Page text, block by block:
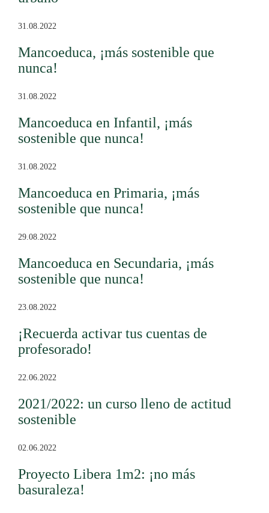
31.08.2022
Mancoeduca, ¡más sostenible que
nunca!
31.08.2022
Mancoeduca en Infantil, ¡más
sostenible que nunca!
31.08.2022
Mancoeduca en Primaria, ¡más
sostenible que nunca!
29.08.2022
Mancoeduca en Secundaria, ¡más
sostenible que nunca!
23.08.2022
¡Recuerda activar tus cuentas de
profesorado!
22.06.2022
2021/2022: un curso lleno de actitud
sostenible
02.06.2022
Proyecto Libera 1m2: ¡no más
basuraleza!